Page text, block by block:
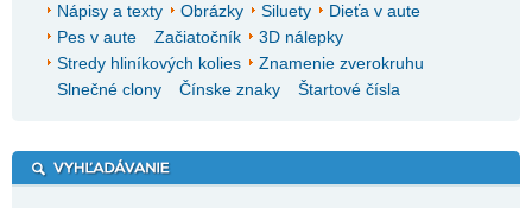
Nápisy a texty
Obrázky Siluety
Dieťa v aute
Pes v aute
Začiatočník
3D nálepky
Stredy hliníkových kolies
Znamenie zverokruhu
Slnečné clony
Čínske znaky Štartové čísla